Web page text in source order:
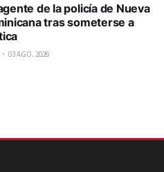
de la policía de Nueva
tras someterse a
03 AGO. 2026